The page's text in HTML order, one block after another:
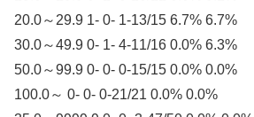
20.0～29.9 1- 0- 1-13/15 6.7% 6.7%
30.0～49.9 0- 1- 4-11/16 0.0% 6.3%
50.0～99.9 0- 0- 0-15/15 0.0% 0.0%
100.0～ 0- 0- 0-21/21 0.0% 0.0%